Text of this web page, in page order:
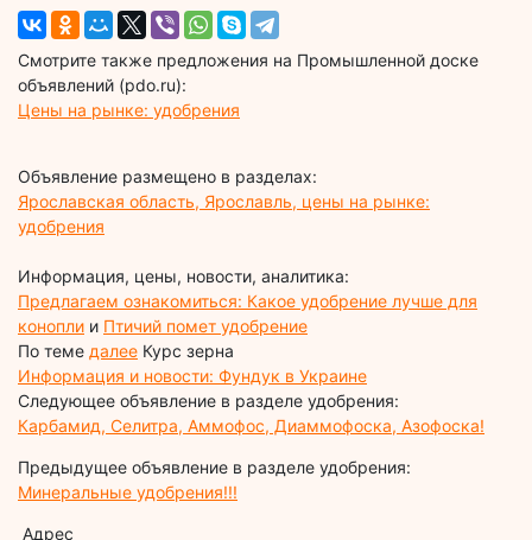
Смотрите также предложения на Промышленной доске
объявлений (pdo.ru):
Цены на рынке: удобрения
Объявление размещено в разделах:
Ярославская область, Ярославль, цены на рынке:
удобрения
Информация, цены, новости, аналитика:
Предлагаем ознакомиться: Какое удобрение лучше для
конопли и Птичий помет удобрение
По теме далее Курс зерна
Информация и новости: Фундук в Украине
Следующее объявление в разделе удобрения:
Карбамид, Селитра, Аммофос, Диаммофоска, Азофоска!
Предыдущее объявление в разделе удобрения:
Минеральные удобрения!!!
Адрес